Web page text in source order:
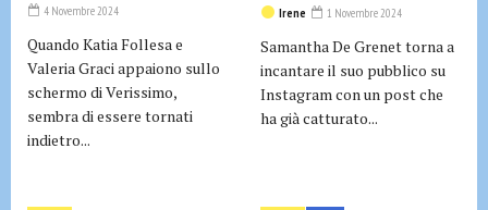
4 Novembre 2024
Quando Katia Follesa e
Valeria Graci appaiono sullo
schermo di Verissimo,
sembra di essere tornati
indietro...
Irene 1 Novembre 2024
Samantha De Grenet torna a
incantare il suo pubblico su
Instagram con un post che
ha già catturato...